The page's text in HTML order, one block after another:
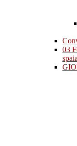
03